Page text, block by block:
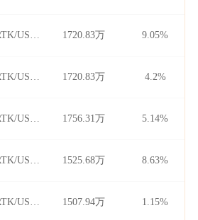
1720.83万 9.05%
1720.83万 4.2%
1756.31万 5.14%
1525.68万 8.63%
1507.94万 1.15%